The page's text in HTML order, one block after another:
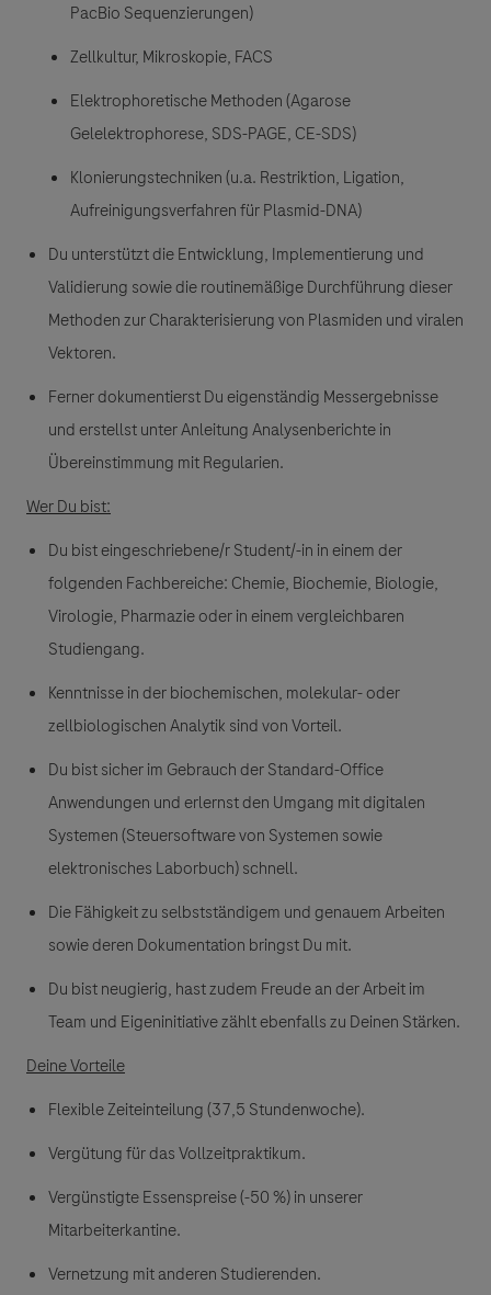
PacBio Sequenzierungen)
Zellkultur, Mikroskopie, FACS
Elektrophoretische Methoden (Agarose
Gelelektrophorese, SDS-PAGE, CE-SDS)
Klonierungstechniken (u.a. Restriktion, Ligation,
Aufreinigungsverfahren für Plasmid-DNA)
Du unterstützt die Entwicklung, Implementierung und
Validierung sowie die routinemäßige Durchführung dieser
Methoden zur Charakterisierung von Plasmiden und viralen
Vektoren.
Ferner dokumentierst Du eigenständig Messergebnisse
und erstellst unter Anleitung Analysenberichte in
Übereinstimmung mit Regularien.
Wer Du bist:
Du bist eingeschriebene/r Student/-in in einem der
folgenden Fachbereiche: Chemie, Biochemie, Biologie,
Virologie, Pharmazie oder in einem vergleichbaren
Studiengang.
Kenntnisse in der biochemischen, molekular- oder
zellbiologischen Analytik sind von Vorteil.
Du bist sicher im Gebrauch der Standard-Office
Anwendungen und erlernst den Umgang mit digitalen
Systemen (Steuersoftware von Systemen sowie
elektronisches Laborbuch) schnell.
Die Fähigkeit zu selbstständigem und genauem Arbeiten
sowie deren Dokumentation bringst Du mit.
Du bist neugierig, hast zudem Freude an der Arbeit im
Team und Eigeninitiative zählt ebenfalls zu Deinen Stärken.
Deine Vorteile
Flexible Zeiteinteilung (37,5 Stundenwoche).
Vergütung für das Vollzeitpraktikum.
Vergünstigte Essenspreise (-50 %) in unserer
Mitarbeiterkantine.
Vernetzung mit anderen Studierenden.